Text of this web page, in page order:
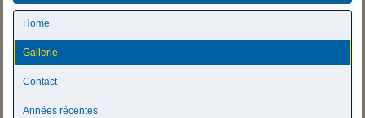
Home
Gallerie
Contact
Années récentes